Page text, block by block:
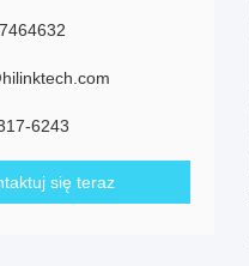
6243
się teraz